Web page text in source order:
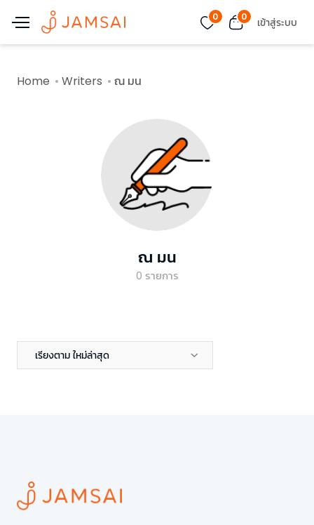
0 0 เข้าสู่ระบบ
Home Writers ณ มน
ณ มน
0 รายการ
เรียงตาม ใหม่ล่าสุด